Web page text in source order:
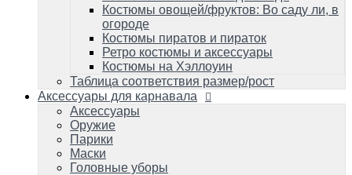
Костюмы овощей/фруктов: Во саду ли, в
огороде
Костюмы пиратов и пираток
Ретро костюмы и аксессуары
Костюмы на Хэллоуин
Таблица соответствия размер/рост
Аксессуары для карнавала
Аксессуары
Оружие
Парики
Маски
Головные уборы